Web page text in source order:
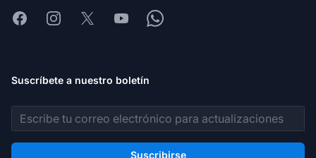
FacebookInstagram
X YoutubeWhatsapp
Suscríbete a nuestro boletín
Dirección de correo electrónico
Suscribirse